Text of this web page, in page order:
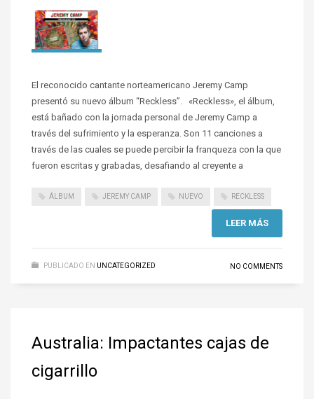
El reconocido cantante norteamericano Jeremy Camp
presentó su nuevo álbum “Reckless”. «Reckless», el álbum,
está bañado con la jornada personal de Jeremy Camp a
través del sufrimiento y la esperanza. Son 11 canciones a
través de las cuales se puede percibir la franqueza con la que
fueron escritas y grabadas, desafiando al creyente a
ÁLBUM JEREMY CAMP NUEVO RECKLESS
LEER MÁS
PUBLICADO EN UNCATEGORIZED NO COMMENTS
Australia: Impactantes cajas de
cigarrillo